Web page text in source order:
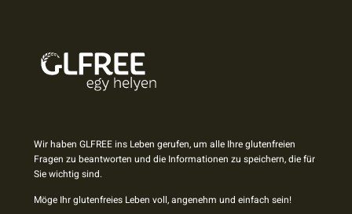
Wir haben GLFREE ins Leben gerufen, um alle Ihre glutenfreien
Fragen zu beantworten und die Informationen zu speichern, die für
Sie wichtig sind.
Möge Ihr glutenfreies Leben voll, angenehm und einfach sein!